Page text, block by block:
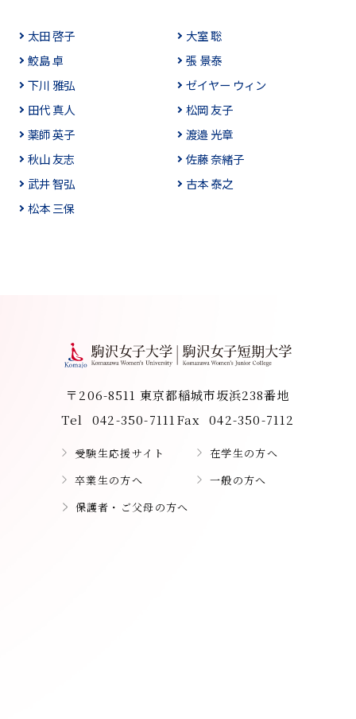
太田 啓子
大室 聡
鮫島 卓
張 景泰
下川 雅弘
ゼイヤー ウィン
田代 真人
松岡 友子
薬師 英子
渡邉 光章
秋山 友志
佐藤 奈緒子
武井 智弘
古本 泰之
松本 三保
〒206-8511 東京都稲城市坂浜238番地
Tel
042-350-7111 Fax 042-350-7112
受験生応援サイト
在学生の方へ
卒業生の方へ
一般の方へ
保護者・ご父母の方へ